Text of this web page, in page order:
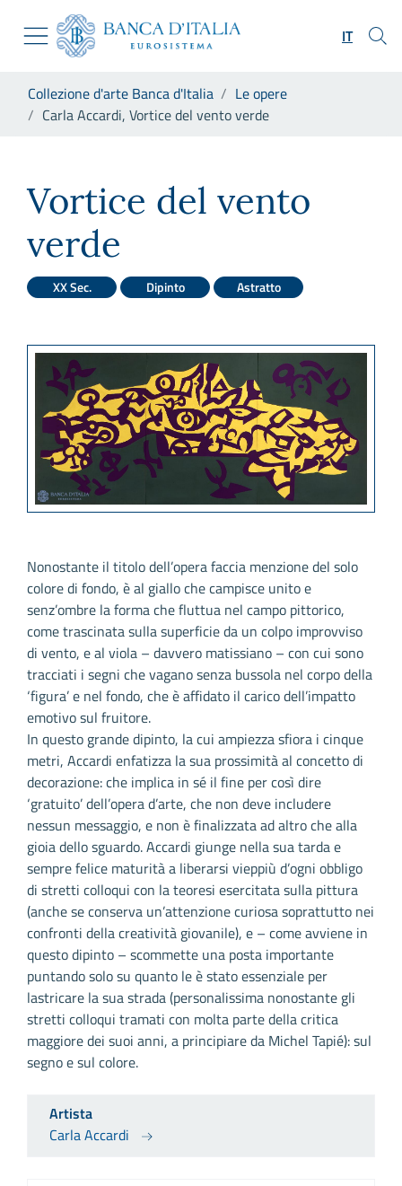
Skip to Main Content
Vai al sito istituzionale
Vai al menu di navigazione
Vai alla ricerca
Vai al footer
IT
Collezione d'arte Banca d'Italia
Le opere
Carla Accardi, Vortice del vento verde
Vortice del vento
verde
XX Sec. Dipinto Astratto
Nonostante il titolo dell’opera faccia menzione del solo
colore di fondo, è al giallo che campisce unito e
senz’ombre la forma che fluttua nel campo pittorico,
come trascinata sulla superficie da un colpo improvviso
di vento, e al viola – davvero matissiano – con cui sono
tracciati i segni che vagano senza bussola nel corpo della
‘figura’ e nel fondo, che è affidato il carico dell’impatto
emotivo sul fruitore.
In questo grande dipinto, la cui ampiezza sfiora i cinque
metri, Accardi enfatizza la sua prossimità al concetto di
decorazione: che implica in sé il fine per così dire
‘gratuito’ dell’opera d’arte, che non deve includere
nessun messaggio, e non è finalizzata ad altro che alla
gioia dello sguardo. Accardi giunge nella sua tarda e
sempre felice maturità a liberarsi vieppiù d’ogni obbligo
di stretti colloqui con la teoresi esercitata sulla pittura
(anche se conserva un’attenzione curiosa soprattutto nei
confronti della creatività giovanile), e – come avviene in
questo dipinto – scommette una posta importante
puntando solo su quanto le è stato essenziale per
lastricare la sua strada (personalissima nonostante gli
stretti colloqui tramati con molta parte della critica
maggiore dei suoi anni, a principiare da Michel Tapié): sul
segno e sul colore.
Artista
Carla Accardi